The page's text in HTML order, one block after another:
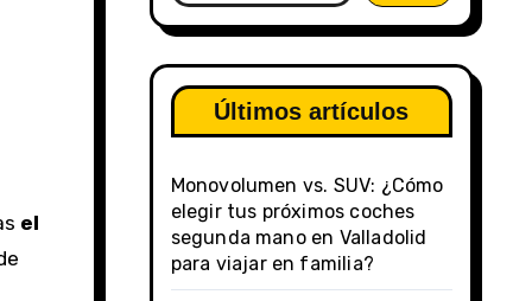
el
Últimos artículos
Monovolumen vs. SUV: ¿Cómo
elegir tus próximos coches
segunda mano en Valladolid
para viajar en familia?